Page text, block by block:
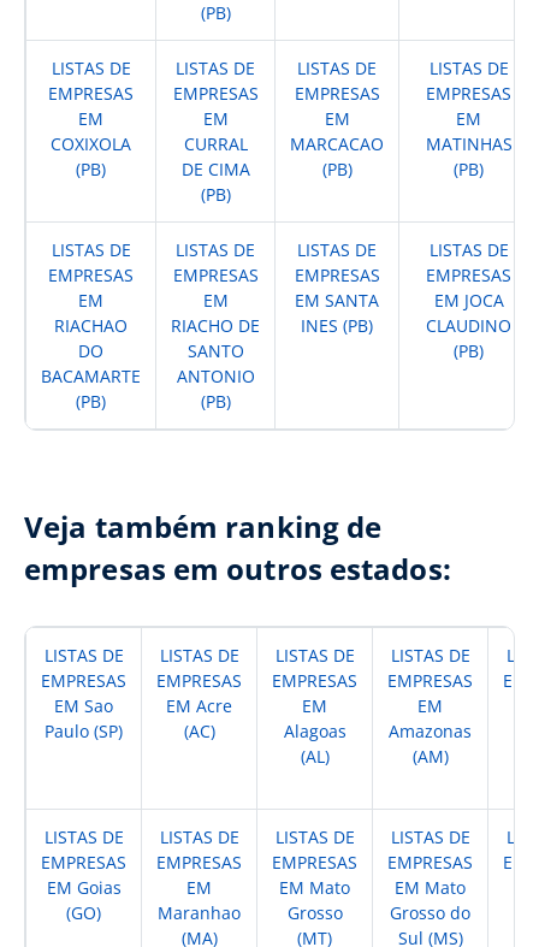
(PB)
LISTAS DE
EMPRESAS
EM
COXIXOLA
(PB)
LISTAS DE
EMPRESAS
EM
CURRAL
DE CIMA
(PB)
LISTAS DE
EMPRESAS
EM
MARCACAO
(PB)
LISTAS DE
EMPRESAS
EM
MATINHAS
(PB)
LISTAS DE
EMPRESAS
EM
RIACHAO
DO
BACAMARTE
(PB)
LISTAS DE
EMPRESAS
EM
RIACHO DE
SANTO
ANTONIO
(PB)
LISTAS DE
EMPRESAS
EM SANTA
INES (PB)
LISTAS DE
EMPRESAS
EM JOCA
CLAUDINO
(PB)
Veja também ranking de
empresas em outros estados:
LISTAS DE
EMPRESAS
EM Sao
Paulo (SP)
LISTAS DE
EMPRESAS
EM Acre
(AC)
LISTAS DE
EMPRESAS
EM
Alagoas
(AL)
LISTAS DE
EMPRESAS
EM
Amazonas
(AM)
LISTAS DE
EMPRESAS
EM Goias
(GO)
LISTAS DE
EMPRESAS
EM
Maranhao
(MA)
LISTAS DE
EMPRESAS
EM Mato
Grosso
(MT)
LISTAS DE
EMPRESAS
EM Mato
Grosso do
Sul (MS)